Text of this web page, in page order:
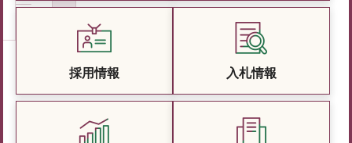
採用情報 入札情報